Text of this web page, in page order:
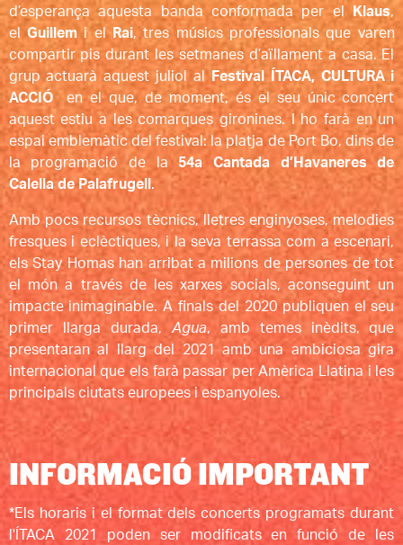
d’esperança aquesta banda conformada per el
Klaus,
el Guillemi el Rai, tres músics professionals que varen
compartir pis durant les setmanes d’aïllament a casa. El
grup actuarà aquest juliol al
Festival ÍTACA, CULTURA i
ACCIÓen el que, de moment, és el seu únic concert
aquest estiu a les comarques gironines. I ho farà en un
espai emblemàtic del festival: la platja de Port Bo, dins de
la programació de la54a Cantada d’Havaneres de
Calella de Palafrugell .
Amb pocs recursos tècnics, lletres enginyoses, melodies
fresques i eclèctiques, i la seva terrassa com a escenari,
els Stay Homas han arribat a milions de persones de tot
el món a través de les xarxes socials, aconseguint un
impacte inimaginable. A finals del 2020 publiquen el seu
primer llarga durada, Agua, amb temes inèdits, que
presentaran al llarg del 2021 amb una ambiciosa gira
internacional que els farà passar per Amèrica Llatina i les
principals ciutats europees i espanyoles.
INFORMACIÓ IMPORTANT
*Els horaris i el format dels concerts programats durant
l'ÍTACA 2021 poden ser modificats en funció de les